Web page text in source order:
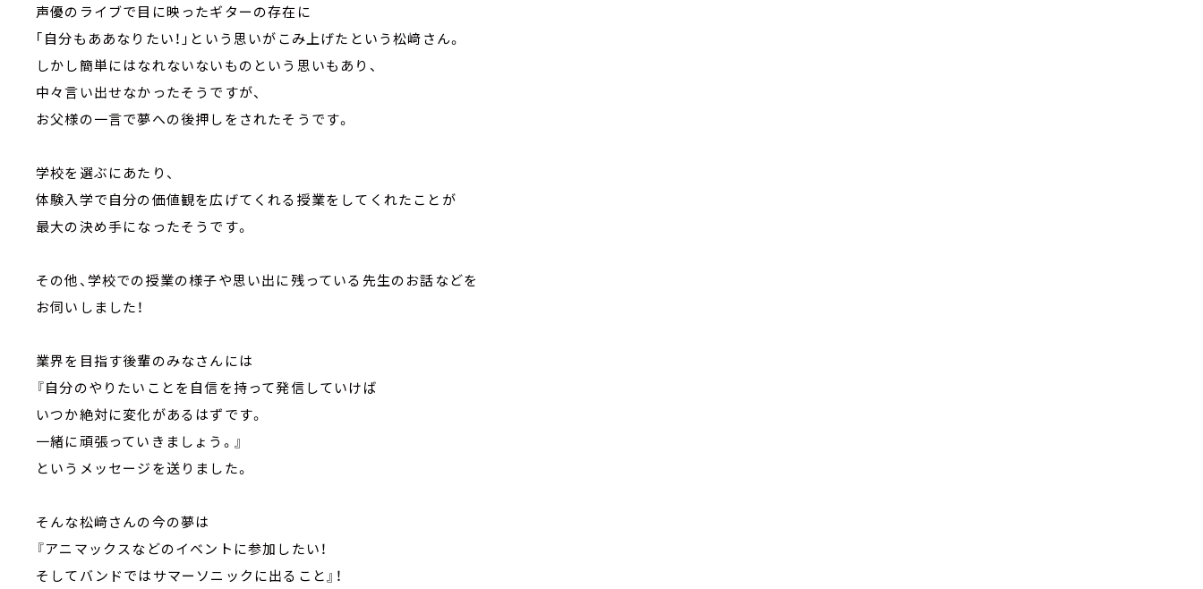
声優のライブで目に映ったギターの存在に
｢自分もああなりたい！｣という思いがこみ上げたという松﨑さん。
しかし簡単にはなれないないものという思いもあり、
中々言い出せなかったそうですが、
お父様の一言で夢への後押しをされたそうです。
学校を選ぶにあたり、
体験入学で自分の価値観を広げてくれる授業をしてくれたことが
最大の決め手になったそうです。
その他、学校での授業の様子や思い出に残っている先生のお話などを
お伺いしました！
業界を目指す後輩のみなさんには
『自分のやりたいことを自信を持って発信していけば
いつか絶対に変化があるはずです。
一緒に頑張っていきましょう。』
というメッセージを送りました。
そんな松﨑さんの今の夢は
『アニマックスなどのイベントに参加したい！
そしてバンドではサマーソニックに出ること』！